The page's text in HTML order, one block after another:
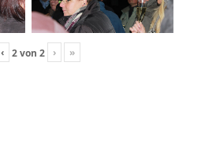
‹ 2von 2 › »